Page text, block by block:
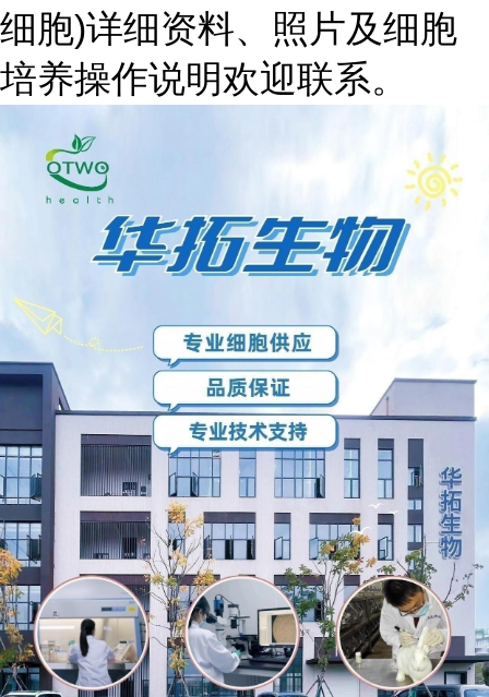
细胞)详细资料、照片及细胞
培养操作说明欢迎联系。